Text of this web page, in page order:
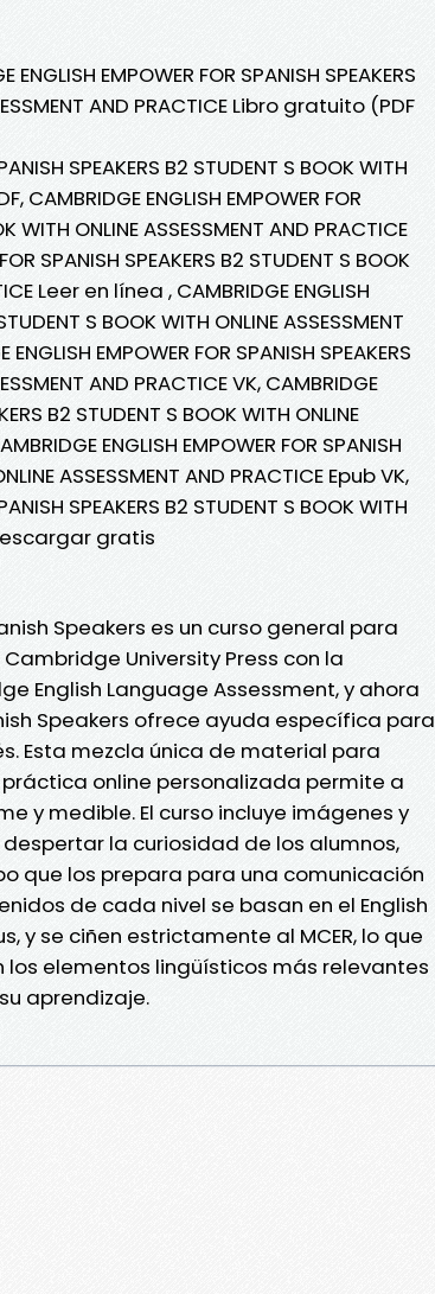
EMPOWER FOR SPANISH SPEAKERS
AND PRACTICE Libro gratuito (PDF
SPEAKERS B2 STUDENT S BOOK WITH
CAMBRIDGE ENGLISH EMPOWER FOR
WITH ONLINE ASSESSMENT AND PRACTICE
SPANISH SPEAKERS B2 STUDENT S BOOK
Leer en línea , CAMBRIDGE ENGLISH
S BOOK WITH ONLINE ASSESSMENT
EMPOWER FOR SPANISH SPEAKERS
AND PRACTICE VK, CAMBRIDGE
B2 STUDENT S BOOK WITH ONLINE
ENGLISH EMPOWER FOR SPANISH
ASSESSMENT AND PRACTICE Epub VK,
SPEAKERS B2 STUDENT S BOOK WITH
Descargar gratis
Speakers es un curso general para
University Press con la
English Language Assessment, y ahora
Speakers ofrece ayuda específica para
Esta mezcla única de material para
online personalizada permite a
y medible. El curso incluye imágenes y
la curiosidad de los alumnos,
que los prepara para una comunicación
de cada nivel se basan en el English
y se ciñen estrictamente al MCER, lo que
elementos lingüísticos más relevantes
aprendizaje.